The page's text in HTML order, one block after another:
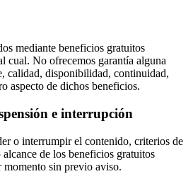
mediante beneficios gratuitos
cual. No ofrecemos garantía alguna
calidad, disponibilidad, continuidad,
aspecto de dichos beneficios.
e interrupción
o interrumpir el contenido, criterios de
de los beneficios gratuitos
momento sin previo aviso.